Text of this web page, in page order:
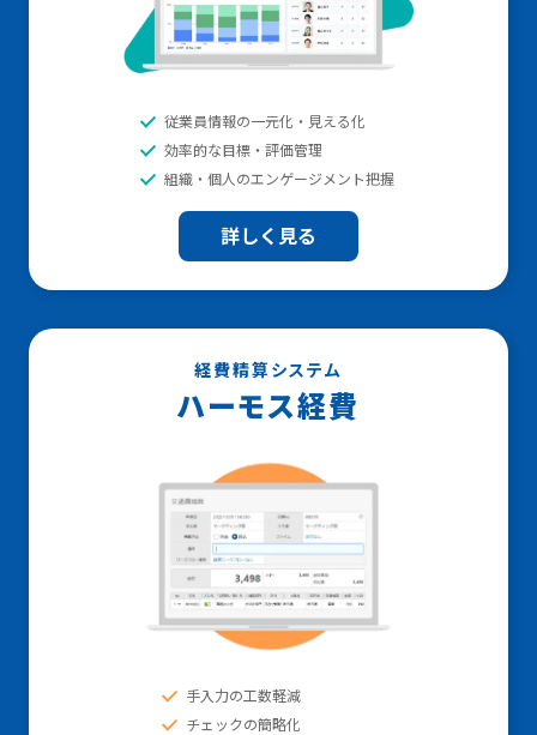
従業員情報の一元化・見える化
効率的な目標・評価管理
組織・個人のエンゲージメント把握
詳しく見る
経費精算システム
ハーモス経費
手入力の工数軽減
チェックの簡略化